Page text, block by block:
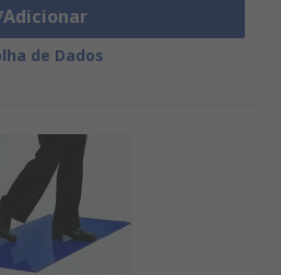
Adicionar
de Dados